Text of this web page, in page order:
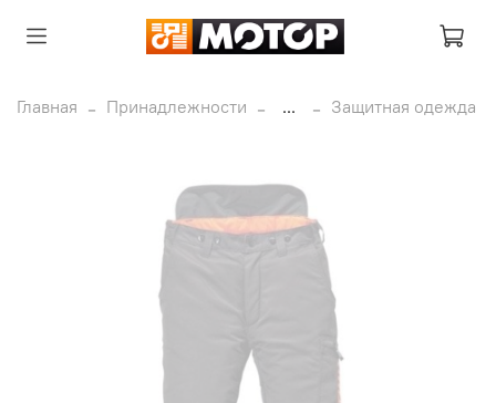
Главная Принадлежности ... Защитная одежда